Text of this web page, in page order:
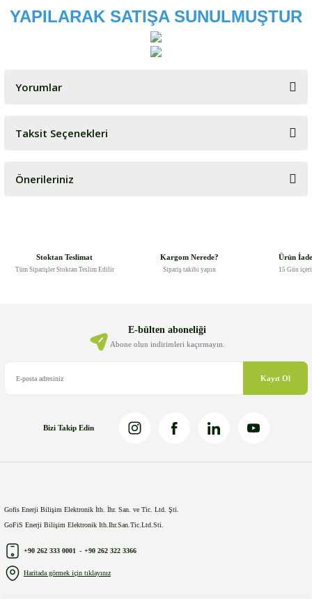
YAPILARAK SATIŞA SUNULMUŞTUR
Yorumlar
Bu ürüne ilk yorumu siz yapın!
Taksit Seçenekleri
Önerileriniz
Ürün bilgilerinde hatalar bulunuyor.
Ürün fiyatı diğer sitelerden daha pahalı.
Stoktan Teslimat
Tüm Siparişler Stoktan Teslim Edilir
Kargom Nerede?
Sipariş takibi yapın
Ürün
15 Gün
E-bülten aboneliği
Abone olun indirimleri kaçırmayın.
Kayıt Ol
Bizi Takip Edin
Gofis Enerji Bilişim Elektronik İth. İhr. San. ve Tic. Ltd. Şti.
GoFiS Enerji Bilişim Elektronik Ith.Ihr.San.Tic.Ltd.Sti.
+90 262 333 0001 - +90 262 322 3366
Haritada görmek için tıklayınız